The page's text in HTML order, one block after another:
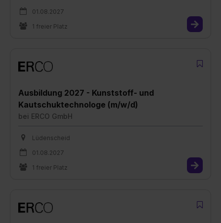
01.08.2027
1 freier Platz
Ausbildung 2027 - Kunststoff- und
Kautschuktechnologe (m/w/d)
bei ERCO GmbH
Lüdenscheid
01.08.2027
1 freier Platz